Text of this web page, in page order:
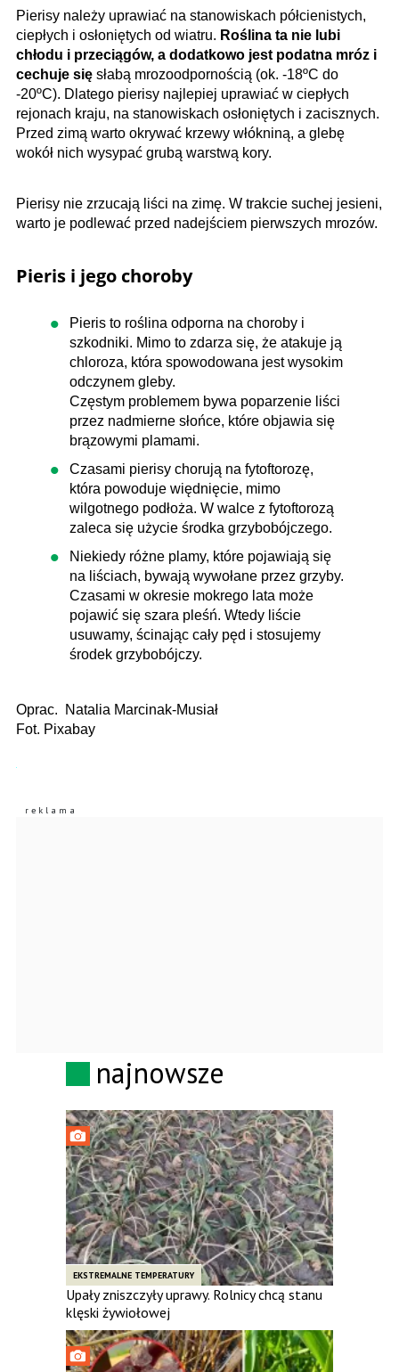
Pierisy należy uprawiać na stanowiskach półcienistych,
ciepłych i osłoniętych od wiatru. Roślina ta nie lubi
chłodu i przeciągów, a dodatkowo jest podatna mróz i
cechuje się słabą mrozoodpornością (ok. -18ºC do
-20ºC). Dlatego pierisy najlepiej uprawiać w ciepłych
rejonach kraju, na stanowiskach osłoniętych i zacisznych.
Przed zimą warto okrywać krzewy włókniną, a glebę
wokół nich wysypać grubą warstwą kory.
Pierisy nie zrzucają liści na zimę. W trakcie suchej jesieni,
warto je podlewać przed nadejściem pierwszych mrozów.
Pieris i jego choroby
Pieris to roślina odporna na choroby i
szkodniki. Mimo to zdarza się, że atakuje ją
chloroza, która spowodowana jest wysokim
odczynem gleby.
Częstym problemem bywa poparzenie liści
przez nadmierne słońce, które objawia się
brązowymi plamami.
Czasami pierisy chorują na fytoftorozę,
która powoduje więdnięcie, mimo
wilgotnego podłoża. W walce z fytoftorozą
zaleca się użycie środka grzybobójczego.
Niekiedy różne plamy, które pojawiają się
na liściach, bywają wywołane przez grzyby.
Czasami w okresie mokrego lata może
pojawić się szara pleśń. Wtedy liście
usuwamy, ścinając cały pęd i stosujemy
środek grzybobójczy.
Oprac. Natalia Marcinak-Musiał
Fot. Pixabay
najnowsze
EKSTREMALNE TEMPERATURY
Upały zniszczyły uprawy. Rolnicy chcą stanu
klęski żywiołowej